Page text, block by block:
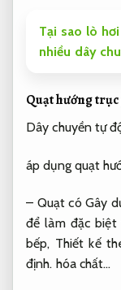
Tại sao lò
nhiều dây
Quạt hướng
Dây chuyền tự
áp dụng quạt
– Quạt có Gây
để làm đặc biệt
bếp, Thiết kế
định. hóa chất…